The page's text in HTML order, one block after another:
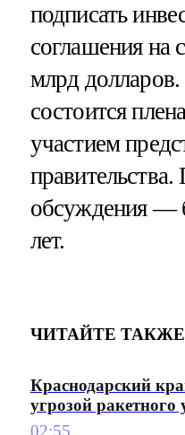
подписать
соглашения на
млрд
состоится
участием
правительства.
обсуждения —
лет.
ЧИТАЙТЕ ТАКЖЕ
Краснодарский
угрозой ракетного
02:55